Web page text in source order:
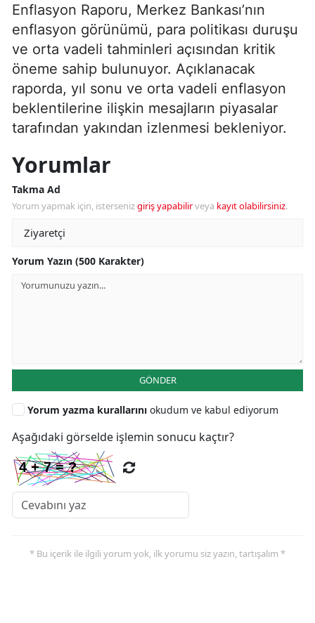
Enflasyon Raporu, Merkez Bankası’nın
enflasyon görünümü, para politikası duruşu
ve orta vadeli tahminleri açısından kritik
öneme sahip bulunuyor. Açıklanacak
raporda, yıl sonu ve orta vadeli enflasyon
beklentilerine ilişkin mesajların piyasalar
tarafından yakından izlenmesi bekleniyor.
Yorumlar
Takma Ad
Yorum yapmak için, istersenizgiriş yapabilirveya kayıt olabilirsiniz.
Yorum Yazın (500 Karakter)
GÖNDER
Yorum yazma kurallarını okudum ve kabul ediyorum
Aşağıdaki görselde işlemin sonucu kaçtır?
* Bu içerik ile ilgili yorum yok, ilk yorumu siz yazın, tartışalım *